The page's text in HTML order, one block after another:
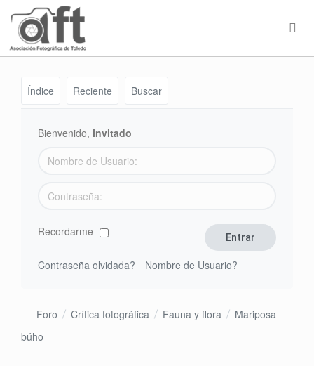
Índice Reciente Buscar
Bienvenido, Invitado
Recordarme
Contraseña olvidada? Nombre de Usuario?
Foro Crítica fotográfica Fauna y flora
Mariposa
búho